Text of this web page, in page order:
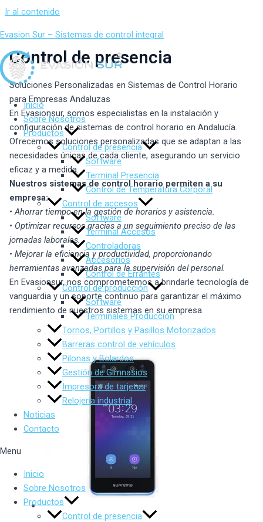
Ir al contenido
Evasion Sur – Sistemas de control integral
Inicio
Sobre Nosotros
Productos
Control de presencia
Software
Terminal Presencia
Control de Temperatura Corporal
Control de accesos
Software
Terminal Accesos
Controladoras
Accesorios
Control de Errantes
Control de producción
Software
Terminales Producción
Tornos, Portillos y Pasillos Motorizados
Barreras control de vehículos
Pilonas y Bolardos
Gestión de Gimnasios
Impresora de tarjetas
Relojería industrial
Noticias
Contacto
Menu
Inicio
Sobre Nosotros
Productos
Control de presencia
Control de presencia
Soluciones Personalizadas en Sistemas de Control Horario
para Empresas Andaluzas
En Evasionsur, somos especialistas en la instalación y
configuración de sistemas de control horario en Andalucía.
Ofrecemos soluciones personalizadas que se adaptan a las
necesidades únicas de cada cliente, asegurando un servicio
eficaz y a medida.
Nuestros sistemas de control horario permiten a su
empresa:
• Ahorrar tiempo en la gestión de horarios y asistencia.
• Optimizar recursos gracias a un seguimiento preciso de las
jornadas laborales.
• Mejorar la eficiencia y productividad, proporcionando
herramientas avanzadas para la supervisión del personal.
En Evasionsur, nos comprometemos a brindarle tecnología de
vanguardia y un soporte continuo para garantizar el máximo
rendimiento de nuestros sistemas en su empresa.